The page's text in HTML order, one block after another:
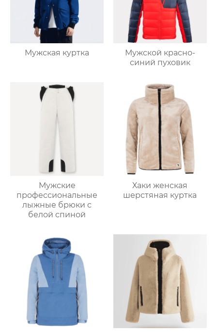
Мужская куртка
Мужской красно-
синий пуховик
Мужские
профессиональные
лыжные брюки с
белой спиной
Хаки женская
шерстяная куртка